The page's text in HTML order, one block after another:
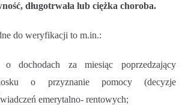
długotrwała lub ciężka choroba.
do weryfikacji to m.in.:
o dochodach za miesiąc poprzedzający
o przyznanie pomocy (decyzje
emerytalno- rentowych;